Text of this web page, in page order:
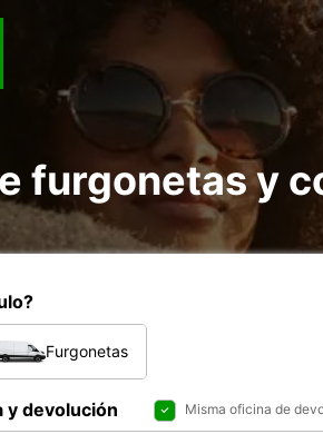
furgonetas y
Furgonetas
y devolución Misma oficina de